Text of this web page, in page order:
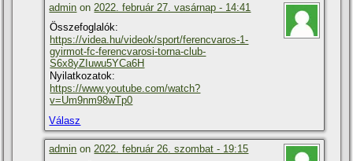
admin on 2022. február 27. vasárnap - 14:41
Összefoglalók:
https://videa.hu/videok/sport/ferencvaros-1-
gyirmot-fc-ferencvarosi-torna-club-
S6x8yZIuwu5YCa6H
Nyilatkozatok:
https://www.youtube.com/watch?
v=Um9nm98wTp0
Válasz
admin on 2022. február 26. szombat - 19:15